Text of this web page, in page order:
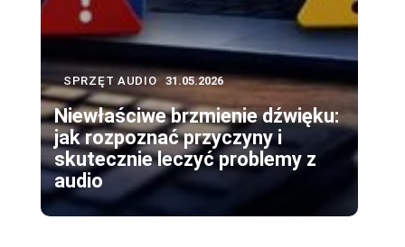
SPRZĘT AUDIO 31.05.2026
Niewłaściwe brzmienie dźwięku:
jak rozpoznać przyczyny i
skutecznie leczyć problemy z
audio